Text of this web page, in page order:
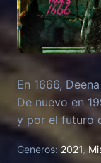
En 1666,
De nuevo en
y por el futuro
Generos: 2021,